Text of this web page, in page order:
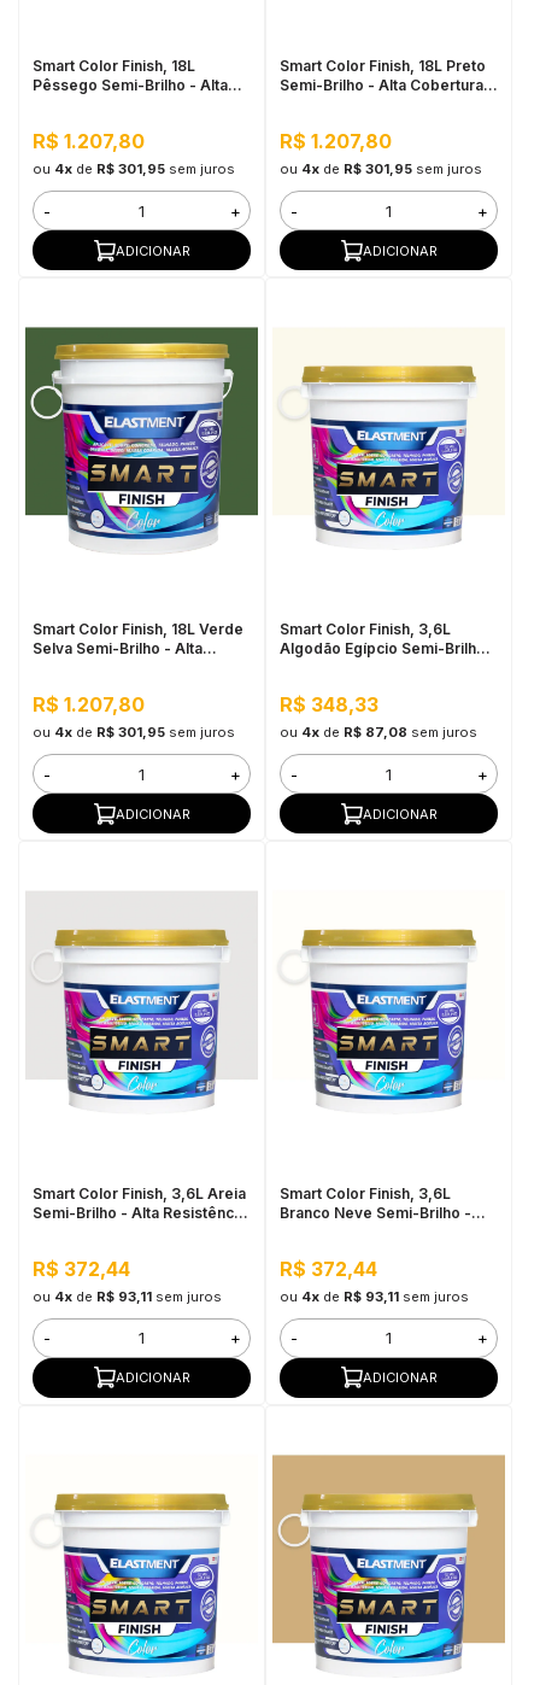
Smart Color Finish, 18L
Pêssego Semi-Brilho - Alta
R$ 1.207,80
ou 4xde R$ 301,95 sem juros
- +
ADICIONAR
Smart Color Finish, 18L Preto
Semi-Brilho - Alta Cobertura e
R$ 1.207,80
ou 4xde R$ 301,95 sem juros
- +
ADICIONAR
Smart Color Finish, 18L Verde
Selva Semi-Brilho - Alta
R$ 1.207,80
ou 4xde R$ 301,95 sem juros
- +
ADICIONAR
Smart Color Finish, 3,6L
Algodão Egípcio Semi-Brilho -
Externo
R$ 348,33
ou 4xde R$ 87,08 sem juros
- +
ADICIONAR
Smart Color Finish, 3,6L Areia
Semi-Brilho - Alta Resistência
R$ 372,44
ou 4xde R$ 93,11 sem juros
- +
ADICIONAR
Smart Color Finish, 3,6L
Branco Neve Semi-Brilho -
Externo
R$ 372,44
ou 4xde R$ 93,11 sem juros
- +
ADICIONAR